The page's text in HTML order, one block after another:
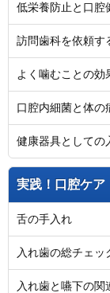
低栄養防止と口腔
訪問歯科を依頼す
よく噛むことの効
口腔内細菌と体の
健康器具としての
実践！口腔ケア
舌の手入れ
入れ歯の総チェッ
入れ歯と嚥下の関